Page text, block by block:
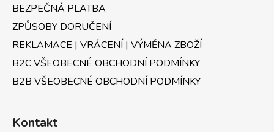
BEZPEČNÁ PLATBA
ZPŮSOBY DORUČENÍ
REKLAMACE | VRÁCENÍ | VÝMĚNA ZBOŽÍ
B2C VŠEOBECNÉ OBCHODNÍ PODMÍNKY
B2B VŠEOBECNÉ OBCHODNÍ PODMÍNKY
Kontakt